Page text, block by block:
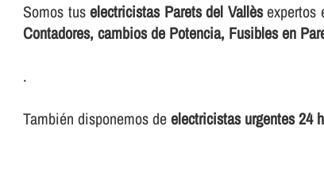
Somos tuselectricistas Parets del Vallèsexpertos
Contadores, cambios de Potencia, Fusibles en
.
También disponemos deelectricistas urgentes 24